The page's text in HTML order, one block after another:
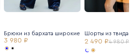
Брюки из бархата широкие
3 980 ₽
Шорты из твида
2 490 ₽4 980 ₽